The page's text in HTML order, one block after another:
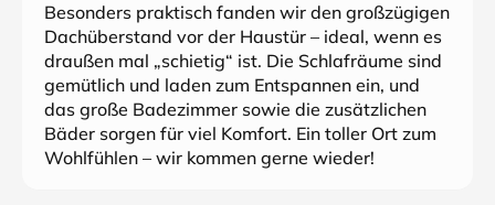
Besonders praktisch fanden wir den großzügigen
Dachüberstand vor der Haustür – ideal, wenn es
draußen mal „schietig“ ist. Die Schlafräume sind
gemütlich und laden zum Entspannen ein, und
das große Badezimmer sowie die zusätzlichen
Bäder sorgen für viel Komfort. Ein toller Ort zum
Wohlfühlen – wir kommen gerne wieder!